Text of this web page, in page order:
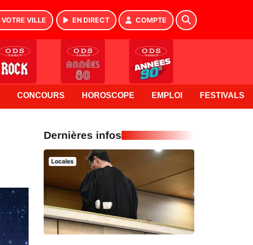
VOTRE VILLE EN DIRECT COMPTE
CONCOURS HOROSCOPE EMPLOI FESTIVALS
Dernières infos
Locales